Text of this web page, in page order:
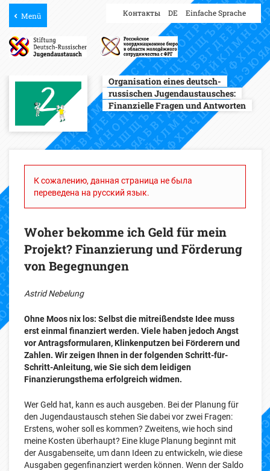
Menü Контакты DE Einfache Sprache
Organisation eines deutsch-
russischen Jugendaustausches:
Finanzielle Fragen und Antworten
К сожалению, данная страница не была
переведена на русский язык.
Woher bekomme ich Geld für mein
Projekt? Finanzierung und Förderung
von Begegnungen
Astrid Nebelung
Ohne Moos nix los: Selbst die mitreißendste Idee muss
erst einmal finanziert werden. Viele haben jedoch Angst
vor Antragsformularen, Klinkenputzen bei Förderern und
Zahlen. Wir zeigen Ihnen in der folgenden Schritt-für-
Schritt-Anleitung, wie Sie sich dem leidigen
Finanzierungsthema erfolgreich widmen.
Wer Geld hat, kann es auch ausgeben. Bei der Planung für
den Jugendaustausch stehen Sie dabei vor zwei Fragen:
Erstens, woher soll es kommen? Zweitens, wie hoch sind
meine Kosten überhaupt? Eine kluge Planung beginnt mit
der Ausgabenseite, um dann Ideen zu entwickeln, wie diese
Ausgaben gegenfinanziert werden können. Wenn der Saldo